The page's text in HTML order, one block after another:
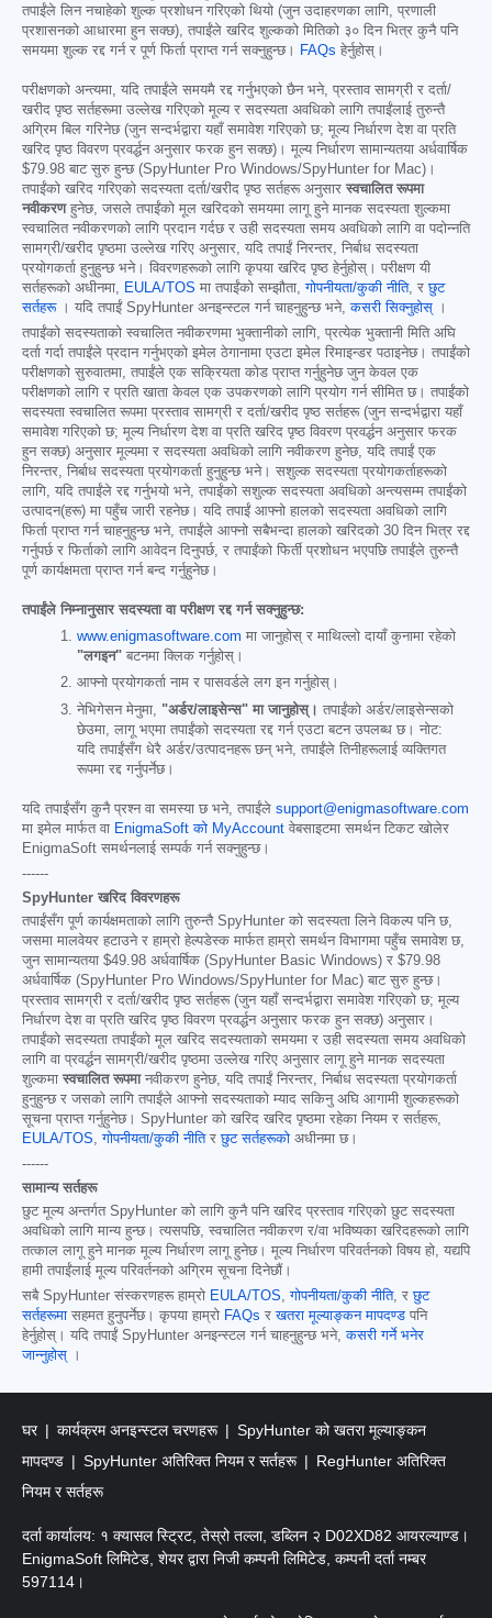
तपाईंले लिन नचाहेको शुल्क प्रशोधन गरिएको थियो (जुन उदाहरणका लागि, प्रणाली
प्रशासनको आधारमा हुन सक्छ), तपाईंले खरिद शुल्कको मितिको ३० दिन भित्र कुनै पनि
समयमा शुल्क रद्द गर्न र पूर्ण फिर्ता प्राप्त गर्न सक्नुहुन्छ।
FAQs हेर्नुहोस्।
परीक्षणको अन्त्यमा, यदि तपाईंले समयमै रद्द गर्नुभएको छैन भने, प्रस्ताव सामग्री र दर्ता/
खरीद पृष्ठ सर्तहरूमा उल्लेख गरिएको मूल्य र सदस्यता अवधिको लागि तपाईंलाई तुरुन्तै
अग्रिम बिल गरिनेछ (जुन सन्दर्भद्वारा यहाँ समावेश गरिएको छ; मूल्य निर्धारण देश वा प्रति
खरिद पृष्ठ विवरण प्रवर्द्धन अनुसार फरक हुन सक्छ)। मूल्य निर्धारण सामान्यतया अर्धवार्षिक
$79.98 बाट सुरु हुन्छ (SpyHunter Pro Windows/SpyHunter for Mac)।
तपाईंको खरिद गरिएको सदस्यता दर्ता/खरीद पृष्ठ सर्तहरू अनुसार स्वचालित रूपमा
नवीकरणहुनेछ, जसले तपाईंको मूल खरिदको समयमा लागू हुने मानक सदस्यता शुल्कमा
स्वचालित नवीकरणको लागि प्रदान गर्दछ र उही सदस्यता समय अवधिको लागि वा पदोन्नति
सामग्री/खरीद पृष्ठमा उल्लेख गरिए अनुसार, यदि तपाईं निरन्तर, निर्बाध सदस्यता
प्रयोगकर्ता हुनुहुन्छ भने। विवरणहरूको लागि कृपया खरिद पृष्ठ हेर्नुहोस्। परीक्षण यी
सर्तहरूको अधीनमा, EULA/TOS मा तपाईंको सम्झौता,गोपनीयता/कुकी नीति, रछुट
सर्तहरू। यदि तपाईं SpyHunter अनइन्स्टल गर्न चाहनुहुन्छ भने,कसरी सिक्नुहोस् ।
तपाईंको सदस्यताको स्वचालित नवीकरणमा भुक्तानीको लागि, प्रत्येक भुक्तानी मिति अघि
दर्ता गर्दा तपाईंले प्रदान गर्नुभएको इमेल ठेगानामा एउटा इमेल रिमाइन्डर पठाइनेछ। तपाईंको
परीक्षणको सुरुवातमा, तपाईंले एक सक्रियता कोड प्राप्त गर्नुहुनेछ जुन केवल एक
परीक्षणको लागि र प्रति खाता केवल एक उपकरणको लागि प्रयोग गर्न सीमित छ। तपाईंको
सदस्यता स्वचालित रूपमा प्रस्ताव सामग्री र दर्ता/खरीद पृष्ठ सर्तहरू (जुन सन्दर्भद्वारा यहाँ
समावेश गरिएको छ; मूल्य निर्धारण देश वा प्रति खरिद पृष्ठ विवरण प्रवर्द्धन अनुसार फरक
हुन सक्छ) अनुसार मूल्यमा र सदस्यता अवधिको लागि नवीकरण हुनेछ, यदि तपाईं एक
निरन्तर, निर्बाध सदस्यता प्रयोगकर्ता हुनुहुन्छ भने। सशुल्क सदस्यता प्रयोगकर्ताहरूको
लागि, यदि तपाईंले रद्द गर्नुभयो भने, तपाईंको सशुल्क सदस्यता अवधिको अन्त्यसम्म तपाईंको
उत्पादन(हरू) मा पहुँच जारी रहनेछ। यदि तपाईं आफ्नो हालको सदस्यता अवधिको लागि
फिर्ता प्राप्त गर्न चाहनुहुन्छ भने, तपाईंले आफ्नो सबैभन्दा हालको खरिदको 30 दिन भित्र रद्द
गर्नुपर्छ र फिर्ताको लागि आवेदन दिनुपर्छ, र तपाईंको फिर्ती प्रशोधन भएपछि तपाईंले तुरुन्तै
पूर्ण कार्यक्षमता प्राप्त गर्न बन्द गर्नुहुनेछ।
तपाईंले निम्नानुसार सदस्यता वा परीक्षण रद्द गर्न सक्नुहुन्छ:
www.enigmasoftware.com मा जानुहोस् र माथिल्लो दायाँ कुनामा रहेको
"लगइन" बटनमा क्लिक गर्नुहोस्।
आफ्नो प्रयोगकर्ता नाम र पासवर्डले लग इन गर्नुहोस्।
नेभिगेसन मेनुमा, "अर्डर/लाइसेन्स" मा जानुहोस्। तपाईंको अर्डर/लाइसेन्सको
छेउमा, लागू भएमा तपाईंको सदस्यता रद्द गर्न एउटा बटन उपलब्ध छ। नोट:
यदि तपाईंसँग धेरै अर्डर/उत्पादनहरू छन् भने, तपाईंले तिनीहरूलाई व्यक्तिगत
रूपमा रद्द गर्नुपर्नेछ।
यदि तपाईंसँग कुनै प्रश्न वा समस्या छ भने, तपाईंले support@enigmasoftware.com
मा इमेल मार्फत वा EnigmaSoft को MyAccount वेबसाइटमा समर्थन टिकट खोलेर
EnigmaSoft समर्थनलाई सम्पर्क गर्न सक्नुहुन्छ।
------
SpyHunter खरिद विवरणहरू
तपाईंसँग पूर्ण कार्यक्षमताको लागि तुरुन्तै SpyHunter को सदस्यता लिने विकल्प पनि छ,
जसमा मालवेयर हटाउने र हाम्रो हेल्पडेस्क मार्फत हाम्रो समर्थन विभागमा पहुँच समावेश छ,
जुन सामान्यतया $49.98 अर्धवार्षिक (SpyHunter Basic Windows) र $79.98
अर्धवार्षिक (SpyHunter Pro Windows/SpyHunter for Mac) बाट सुरु हुन्छ।
प्रस्ताव सामग्री र दर्ता/खरीद पृष्ठ सर्तहरू (जुन यहाँ सन्दर्भद्वारा समावेश गरिएको छ; मूल्य
निर्धारण देश वा प्रति खरिद पृष्ठ विवरण प्रवर्द्धन अनुसार फरक हुन सक्छ) अनुसार।
तपाईंको सदस्यता तपाईंको मूल खरिद सदस्यताको समयमा र उही सदस्यता समय अवधिको
लागि वा प्रवर्द्धन सामग्री/खरीद पृष्ठमा उल्लेख गरिए अनुसार लागू हुने मानक सदस्यता
शुल्कमा स्वचालित रूपमानवीकरण हुनेछ, यदि तपाईं निरन्तर, निर्बाध सदस्यता प्रयोगकर्ता
हुनुहुन्छ र जसको लागि तपाईंले आफ्नो सदस्यताको म्याद सकिनु अघि आगामी शुल्कहरूको
सूचना प्राप्त गर्नुहुनेछ। SpyHunter को खरिद खरिद पृष्ठमा रहेका नियम र सर्तहरू,
EULA/TOS ,गोपनीयता/कुकी नीतिरछुट सर्तहरूको अधीनमा छ।
------
सामान्य सर्तहरू
छुट मूल्य अन्तर्गत SpyHunter को लागि कुनै पनि खरिद प्रस्ताव गरिएको छुट सदस्यता
अवधिको लागि मान्य हुन्छ। त्यसपछि, स्वचालित नवीकरण र/वा भविष्यका खरिदहरूको लागि
तत्काल लागू हुने मानक मूल्य निर्धारण लागू हुनेछ। मूल्य निर्धारण परिवर्तनको विषय हो, यद्यपि
हामी तपाईंलाई मूल्य परिवर्तनको अग्रिम सूचना दिनेछौं।
सबै SpyHunter संस्करणहरू हाम्रो EULA/TOS ,गोपनीयता/कुकी नीति, रछुट
सर्तहरूमा सहमत हुनुपर्नेछ। कृपया हाम्रो FAQs रखतरा मूल्याङ्कन मापदण्ड पनि
हेर्नुहोस्। यदि तपाईं SpyHunter अनइन्स्टल गर्न चाहनुहुन्छ भने,कसरी गर्ने भनेर
जान्नुहोस् ।
घर कार्यक्रम अनइन्स्टल चरणहरू
SpyHunter को खतरा मूल्याङ्कन
मापदण्ड
SpyHunter अतिरिक्त नियम र सर्तहरू
RegHunter अतिरिक्त
नियम र सर्तहरू
दर्ता कार्यालय: १ क्यासल स्ट्रिट, तेस्रो तल्ला, डब्लिन २ D02XD82 आयरल्याण्ड।
EnigmaSoft लिमिटेड, शेयर द्वारा निजी कम्पनी लिमिटेड, कम्पनी दर्ता नम्बर
597114।